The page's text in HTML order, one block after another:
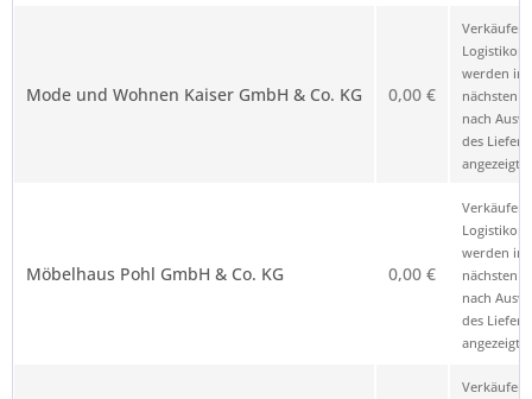
Mode und Wohnen Kaiser GmbH & Co. KG 0,00 €
Verkäufer
werden im
nächsten
nach
des
angezeigt.
Möbelhaus Pohl GmbH & Co. KG 0,00 €
Verkäufer
werden im
nächsten
nach
des
angezeigt.
Verkäufer